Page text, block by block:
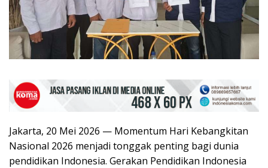
Jakarta, 20 Mei 2026 — Momentum Hari Kebangkitan
Nasional 2026 menjadi tonggak penting bagi dunia
pendidikan Indonesia. Gerakan Pendidikan Indonesia